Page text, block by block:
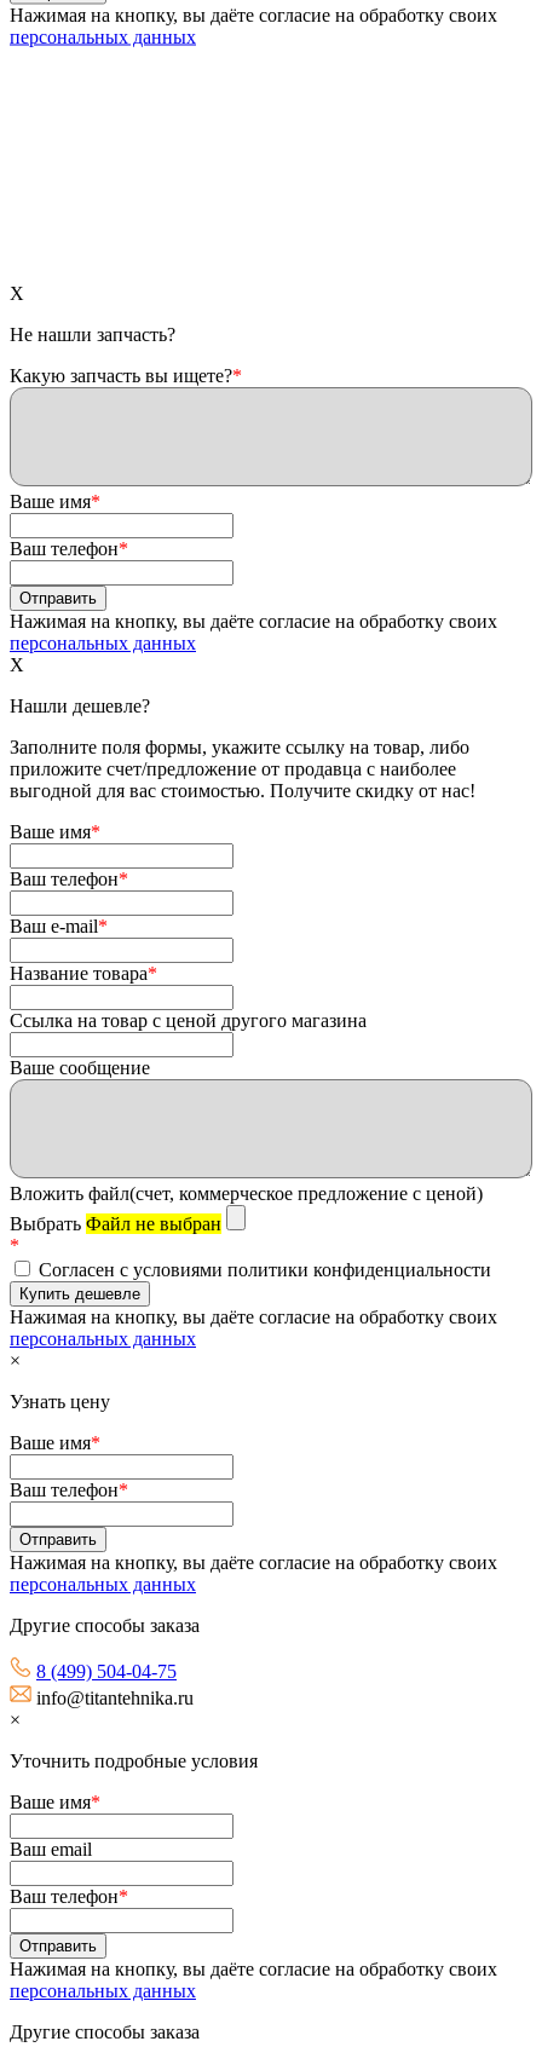
Нажимая на кнопку, вы даёте согласие на обработку своих
персональных данных
X
Не нашли запчасть?
Какую запчасть вы ищете?*
Ваше имя*
Ваш телефон*
Нажимая на кнопку, вы даёте согласие на обработку своих
персональных данных
X
Нашли дешевле?
Заполните поля формы, укажите ссылку на товар, либо
приложите счет/предложение от продавца с наиболее
выгодной для вас стоимостью. Получите скидку от нас!
Ваше имя*
Ваш телефон*
Ваш e-mail*
Название товара*
Ссылка на товар с ценой другого магазина
Ваше сообщение
Вложить файл(счет, коммерческое предложение с ценой)
Выбрать Файл не выбран
*
Согласен с условиями политики конфиденциальности
Нажимая на кнопку, вы даёте согласие на обработку своих
персональных данных
×
Узнать цену
Ваше имя*
Ваш телефон*
Нажимая на кнопку, вы даёте согласие на обработку своих
персональных данных
Другие способы заказа
8 (499) 504-04-75
info@titantehnika.ru
×
Уточнить подробные условия
Ваше имя*
Ваш email
Ваш телефон*
Нажимая на кнопку, вы даёте согласие на обработку своих
персональных данных
Другие способы заказа